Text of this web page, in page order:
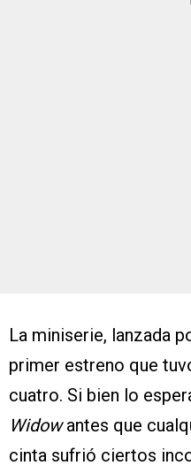
La miniserie, lanzada
primer estreno que
cuatro. Si bien lo
Widowantes que
cinta sufrió ciertos